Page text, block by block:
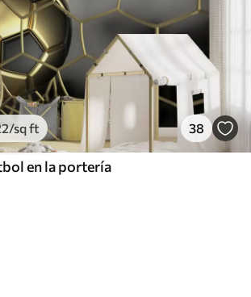
/sq ft 38
en la portería